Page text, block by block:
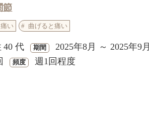
節
い 曲げると痛い
40 代 期間 2025年8月 ～ 2025年9月
頻度 週1回程度